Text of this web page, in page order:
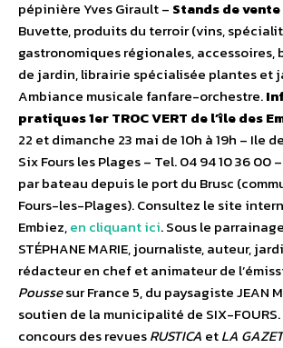
pépinière Yves Girault – Stands de
Buvette, produits du terroir (vins,
gastronomiques régionales, accessoires,
de jardin, librairie spécialisée plantes et
Ambiance musicale fanfare-orchestre.
pratiques1er TROC VERT de l’île des
22 et dimanche 23 mai de 10h à 19h – Ile
Six Fours les Plages – Tel. 04 94 10 36 00
par bateau depuis le port du Brusc
Fours-les-Plages). Consultez le site
Embiez,en cliquant ici. Sous le
STÉPHANE MARIE, journaliste, auteur,
rédacteur en chef et animateur de
Poussesur France 5, du paysagiste JEAN
soutien de la municipalité de SIX-FOURS.
concours des revuesRUSTICA etLA